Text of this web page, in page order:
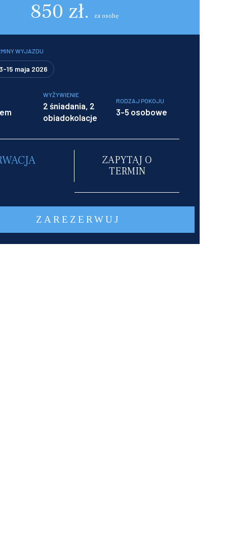
850 zł. za osobę
WYJAZDU
15 maja 2026
WYŻYWIENIE
2 śniadania, 2
obiadokolacje
RODZAJ POKOJU
3-5 osobowe
ZAPYTAJ O
TERMIN
ZAREZERWUJ